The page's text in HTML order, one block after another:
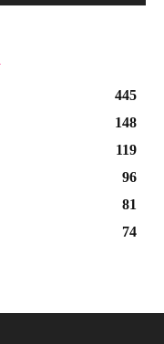
445
148
119
96
81
74